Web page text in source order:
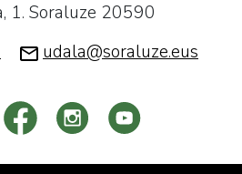
1. Soraluze 20590
udala@soraluze.eus